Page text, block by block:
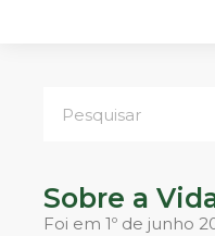
Sobre a
Foi em 1º de junho